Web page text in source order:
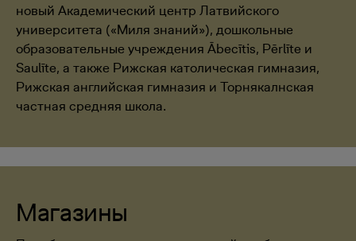
новый Академический центр Латвийского
университета («Миля знаний»), дошкольные
образовательные учреждения Ābecītis, Pērlīte и
Saulīte, а также Рижская католическая гимназия,
Рижская английская гимназия и Торнякалнская
частная средняя школа.
Магазины